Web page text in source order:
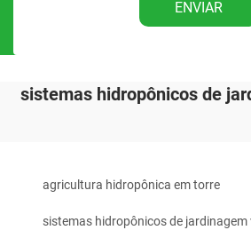
ENVIAR
sistemas hidropônicos de
agricultura hidropônica em torre
sistemas hidropônicos de jardinagem